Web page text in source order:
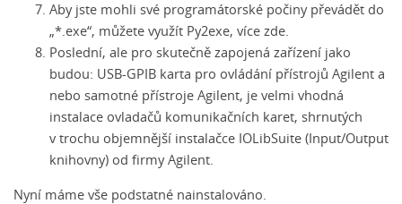
Aby jste mohli své programátorské počiny převádět do
„*.exe“, můžete využít Py2exe, více zde.
Poslední, ale pro skutečně zapojená zařízení jako
budou: USB-GPIB karta pro ovládání přístrojů Agilent a
nebo samotné přístroje Agilent, je velmi vhodná
instalace ovladačů komunikačních karet, shrnutých
v trochu objemnější instalačce IOLibSuite (Input/Output
knihovny) od firmy Agilent.
Nyní máme vše podstatné nainstalováno.